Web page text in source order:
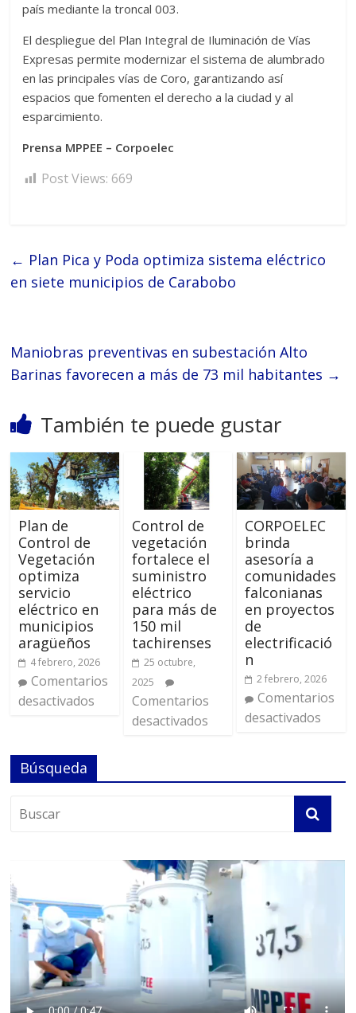
país mediante la troncal 003.
El despliegue del Plan Integral de Iluminación de Vías
Expresas permite modernizar el sistema de alumbrado
en las principales vías de Coro, garantizando así
espacios que fomenten el derecho a la ciudad y al
esparcimiento.
Prensa MPPEE – Corpoelec
Post Views: 669
← Plan Pica y Poda optimiza sistema eléctrico
en siete municipios de Carabobo
Maniobras preventivas en subestación Alto
Barinas favorecen a más de 73 mil habitantes →
También te puede gustar
Plan de
Control de
Vegetación
optimiza
servicio
eléctrico en
municipios
aragüeños
4 febrero, 2026
Comentarios
desactivados
Control de
vegetación
fortalece el
suministro
eléctrico
para más de
150 mil
tachirenses
25 octubre,
2025
Comentarios
desactivados
CORPOELEC
brinda
asesoría a
comunidades
falconianas
en proyectos
de
electrificació
n
2 febrero, 2026
Comentarios
desactivados
Búsqueda